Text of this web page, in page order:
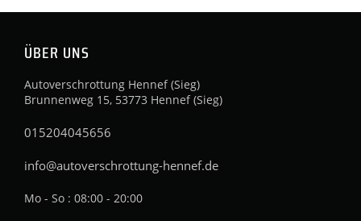
ÜBER UNS
Autoverschrottung Hennef (Sieg)
Brunnenweg 15, 53773 Hennef (Sieg)
015204045656
info@autoverschrottung-hennef.de
Mo - So : 08:00 - 20:00